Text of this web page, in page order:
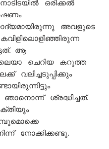
ഒരിക്കൽ
അവളുടെ
ആ
ചെറിയ കറുത്ത
വലിച്ചടുപ്പിക്കും
ശ്രദ്ധിച്ചത്.
നോക്കിക്കണ്ടു.